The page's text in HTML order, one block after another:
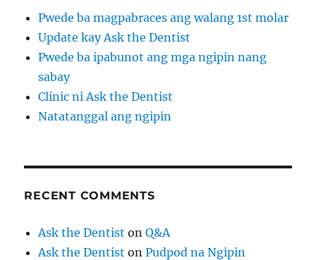
Pwede ba magpabraces ang walang 1st molar
Update kay Ask the Dentist
Pwede ba ipabunot ang mga ngipin nang
sabay
Clinic ni Ask the Dentist
Natatanggal ang ngipin
RECENT COMMENTS
Ask the Dentist onQ&A
Ask the Dentist onPudpod na Ngipin